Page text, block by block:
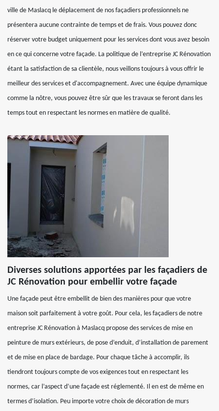
ville de Maslacq le déplacement de nos façadiers professionnels ne
présentera aucune contrainte de temps et de frais. Vous pouvez donc
réserver votre budget uniquement pour les services dont vous avez besoin
en ce qui concerne votre façade. La politique de l’entreprise JC Rénovation
étant la satisfaction de sa clientèle, nous veillons toujours à vous offrir le
meilleur des services et d'accompagnement. Avec une équipe dynamique
comme la nôtre, vous pouvez être sûr que les travaux se feront dans les
temps tout en respectant les normes en matière de qualité.
Diverses solutions apportées par les façadiers de
JC Rénovation pour embellir votre façade
Une façade peut être embellit de bien des manières pour que votre
maison soit parfaitement à votre goût. Pour cela, les façadiers de notre
entreprise JC Rénovation à Maslacq propose des services de mise en
peinture de murs extérieurs, de pose d’enduit, d’installation de parement
et de mise en place de bardage. Pour chaque tâche à accomplir, ils
tiendront toujours compte de vos exigences tout en respectant les
normes, car l’aspect d’une façade est réglementé. Il en est de même en
termes d’isolation. Peu importe votre choix de décoration de murs